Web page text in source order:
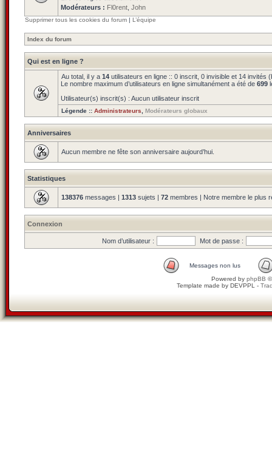
Modérateurs : Fl0rent John
Supprimer tous les cookies du forum | L’équipe
Index du forum
Qui est en ligne ?
Au total, il y a 14 utilisateurs en ligne :: 0 inscrit, 0 invisible et 14 invités
Le nombre maximum d’utilisateurs en ligne simultanément a été de 699
Utilisateur(s) inscrit(s) : Aucun utilisateur inscrit
Légende :: Administrateurs Modérateurs globaux
Anniversaires
Aucun membre ne fête son anniversaire aujourd’hui.
Statistiques
138376 messages | 1313 sujets | 72 membres | Notre membre le plus
Connexion
Nom d’utilisateur : Mot de passe :
Messages non lus
Powered by phpBB
Template made by DEVPPL -